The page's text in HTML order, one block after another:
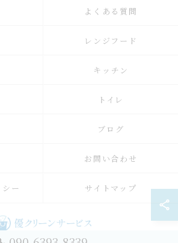
よくある質問
レンジフード
キッチン
トイレ
ブログ
お問い合わせ
ー サイトマップ